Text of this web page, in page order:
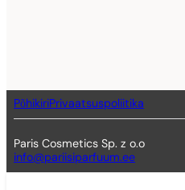
PõhikiriPrivaatsuspoliitika
Paris Cosmetics Sp. z o.o
info@pariisiparfuum.ee